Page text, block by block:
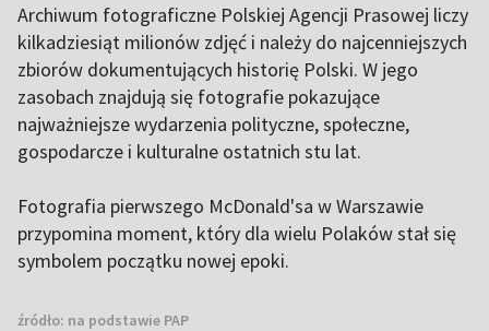
Archiwum fotograficzne Polskiej Agencji Prasowej liczy
kilkadziesiąt milionów zdjęć i należy do najcenniejszych
zbiorów dokumentujących historię Polski. W jego
zasobach znajdują się fotografie pokazujące
najważniejsze wydarzenia polityczne, społeczne,
gospodarcze i kulturalne ostatnich stu lat.
Fotografia pierwszego McDonald'sa w Warszawie
przypomina moment, który dla wielu Polaków stał się
symbolem początku nowej epoki.
źródło: na podstawie PAP